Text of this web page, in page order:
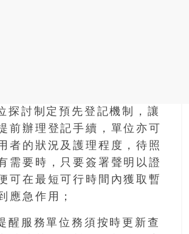
探討制定預先登記機制，讓
前辦理登記手續，單位亦可
者的狀況及護理程度，待照
需要時，只要簽署聲明以證
可在最短可行時間內獲取暫
應急作用；
醒服務單位務須按時更新查